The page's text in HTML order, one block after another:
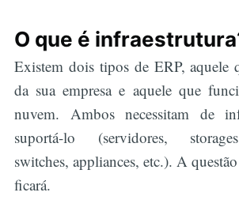
O que é
Existem dois tipos de ERP, aquele
da sua empresa e aquele que
nuvem. Ambos necessitam de
suportá-lo (servidores,
switches, appliances, etc.). A
ficará.